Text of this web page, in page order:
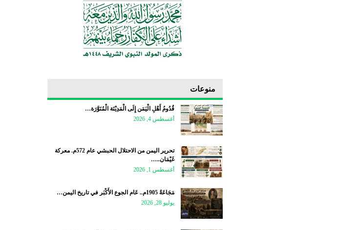
منوعات
قُدُومُ أَهْلِ الْيَمَن إِلَى الْمَدِيْنَة الْمُنَوَّرَة…
أغسطس 4, 2026
تحرير اليمن من الاحتلال الحبشي عام 572م. معركة
غَيْمَان..…
أغسطس 1, 2026
مَجَاعَةُ 1905م.. عَام الجوع الأَكْبَر في تاريخ اليمن…
يوليو 28, 2026